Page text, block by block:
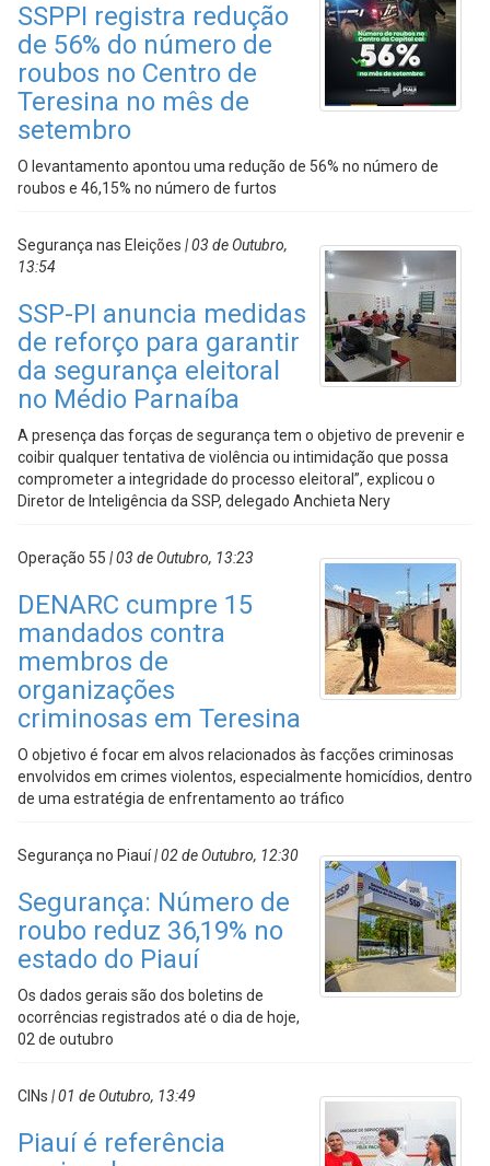
SSPPI registra redução
de 56% do número de
roubos no Centro de
Teresina no mês de
setembro
O levantamento apontou uma redução de 56% no número de
roubos e 46,15% no número de furtos
Segurança nas Eleições | 03 de Outubro,
13:54
SSP-PI anuncia medidas
de reforço para garantir
da segurança eleitoral
no Médio Parnaíba
A presença das forças de segurança tem o objetivo de prevenir e
coibir qualquer tentativa de violência ou intimidação que possa
comprometer a integridade do processo eleitoral”, explicou o
Diretor de Inteligência da SSP, delegado Anchieta Nery
Operação 55 | 03 de Outubro, 13:23
DENARC cumpre 15
mandados contra
membros de
organizações
criminosas em Teresina
O objetivo é focar em alvos relacionados às facções criminosas
envolvidos em crimes violentos, especialmente homicídios, dentro
de uma estratégia de enfrentamento ao tráfico
Segurança no Piauí| 02 de Outubro, 12:30
Segurança: Número de
roubo reduz 36,19% no
estado do Piauí
Os dados gerais são dos boletins de
ocorrências registrados até o dia de hoje,
02 de outubro
CINs | 01 de Outubro, 13:49
Piauí é referência